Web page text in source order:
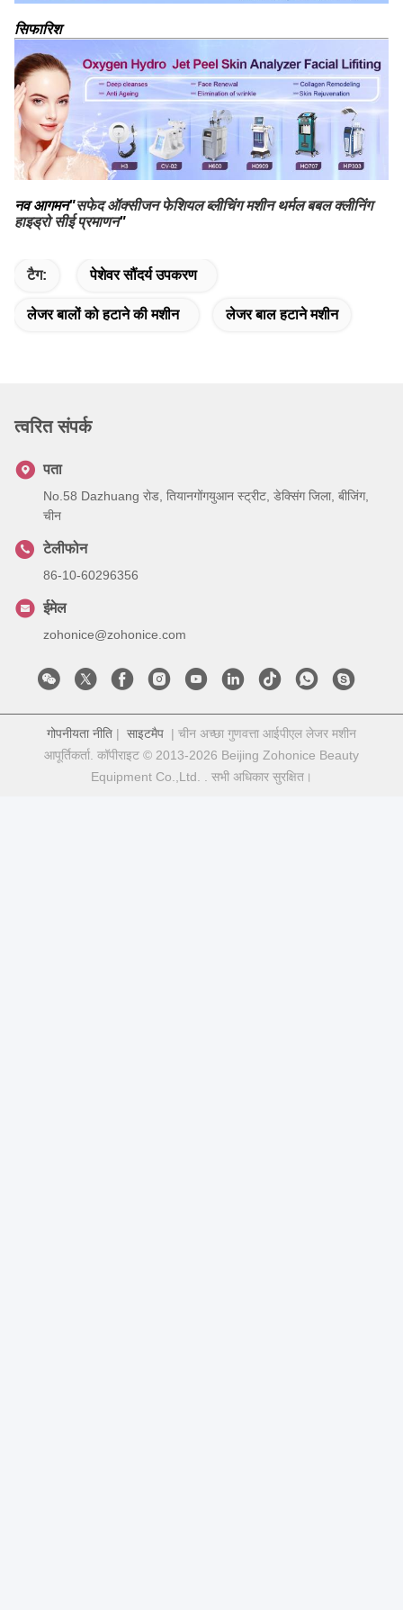
सिफारिश
नव आगमन"सफेद ऑक्सीजन फेशियल ब्लीचिंग मशीन थर्मल बबल क्लीनिंग
हाइड्रो सीई प्रमाणन"
टैग: पेशेवर सौंदर्य उपकरण
लेजर बालों को हटाने की मशीन लेजर बाल हटाने मशीन
त्वरित संपर्क
पता
No.58 Dazhuang रोड, तियानगोंगयुआन स्ट्रीट, डेक्सिंग जिला, बीजिंग,
चीन
टेलीफोन
86-10-60296356
ईमेल
zohonice@zohonice.com
गोपनीयता नीति | साइटमैप | चीन अच्छा गुणवत्ता आईपीएल लेजर मशीन
आपूर्तिकर्ता. कॉपीराइट © 2013-2026 Beijing Zohonice Beauty
Equipment Co.,Ltd. . सभी अधिकार सुरक्षित।